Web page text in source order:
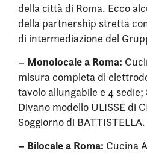
della città di Roma. Ecco
della partnership stretta
di intermediazione del
– Monolocale a Roma:
misura completa di
tavolo allungabile e 4 sedie;
Divano modello ULISSE di
Soggiorno di BATTISTELLA.
– Bilocale a Roma: Cucina